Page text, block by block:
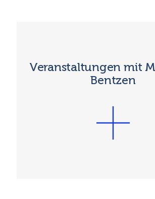
Veranstaltungen mit
Bentzen